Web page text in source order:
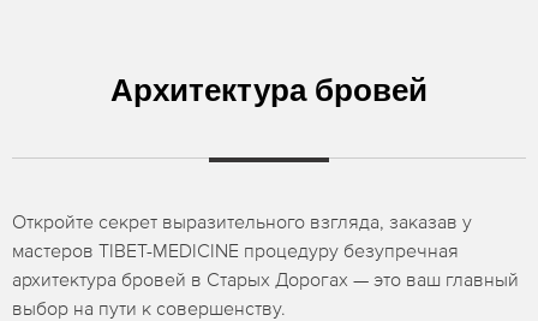
Архитектура бровей
Откройте секрет выразительного взгляда, заказав у
мастеров TIBET-MEDICINE процедуру безупречная
архитектура бровей в Старых Дорогах — это ваш главный
выбор на пути к совершенству.